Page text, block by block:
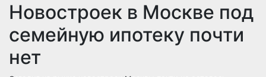
Новостроек в Москве под
семейную ипотеку почти
нет